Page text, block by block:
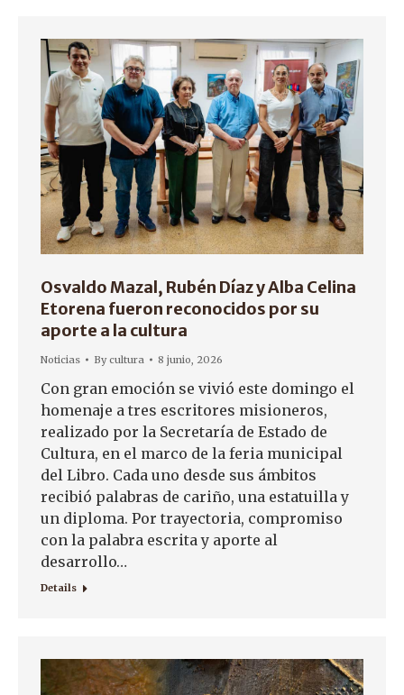
Osvaldo Mazal, Rubén Díaz y Alba Celina
Etorena fueron reconocidos por su
aporte a la cultura
Noticias Bycultura 8 junio, 2026
Con gran emoción se vivió este domingo el
homenaje a tres escritores misioneros,
realizado por la Secretaría de Estado de
Cultura, en el marco de la feria municipal
del Libro. Cada uno desde sus ámbitos
recibió palabras de cariño, una estatuilla y
un diploma. Por trayectoria, compromiso
con la palabra escrita y aporte al
desarrollo…
Details